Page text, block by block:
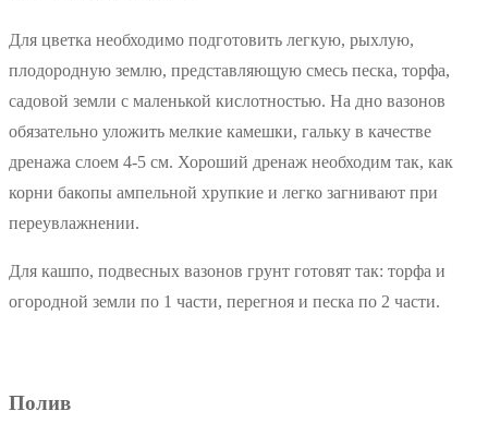
Для цветка необходимо подготовить легкую, рыхлую,
плодородную землю, представляющую смесь песка, торфа,
садовой земли с маленькой кислотностью. На дно вазонов
обязательно уложить мелкие камешки, гальку в качестве
дренажа слоем 4-5 см. Хороший дренаж необходим так, как
корни бакопы ампельной хрупкие и легко загнивают при
переувлажнении.
Для кашпо, подвесных вазонов грунт готовят так: торфа и
огородной земли по 1 части, перегноя и песка по 2 части.
Полив